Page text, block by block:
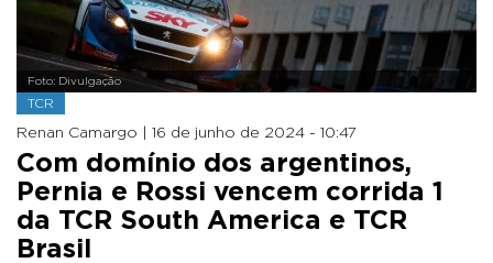
Foto: Divulgação
TCR
Renan Camargo | 16 de junho de 2024 - 10:47
Com domínio dos argentinos,
Pernia e Rossi vencem corrida 1
da TCR South America e TCR
Brasil